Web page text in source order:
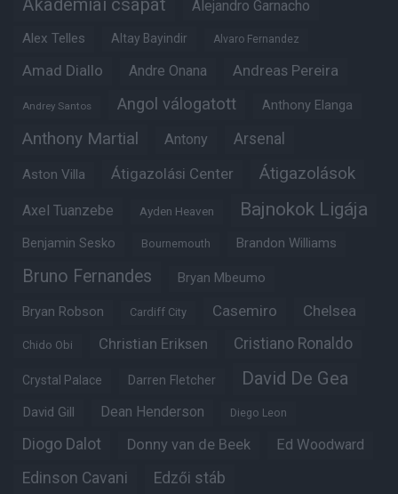
Akadémiai csapat Alejandro Garnacho
Alex Telles Altay Bayindir Alvaro Fernandez
Amad Diallo Andre Onana Andreas Pereira
Andrey Santos Angol válogatott Anthony Elanga
Anthony Martial Antony Arsenal
Aston Villa Átigazolási Center Átigazolások
Axel Tuanzebe Ayden Heaven Bajnokok Ligája
Benjamin Sesko Bournemouth Brandon Williams
Bruno Fernandes Bryan Mbeumo
Bryan Robson Cardiff City Casemiro Chelsea
Chido Obi Christian Eriksen Cristiano Ronaldo
Crystal Palace Darren Fletcher David De Gea
David Gill Dean Henderson Diego Leon
Diogo Dalot Donny van de Beek Ed Woodward
Edinson Cavani Edzői stáb